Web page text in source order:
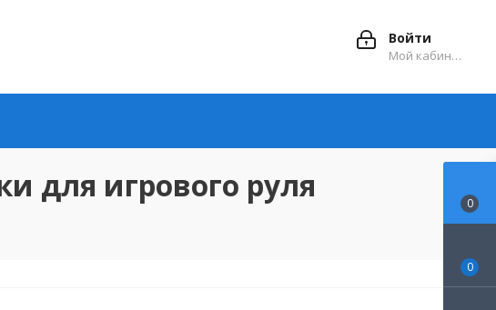
Войти
Мой кабинет
для игрового руля 0
0